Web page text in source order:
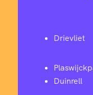
Drievliet
Duinrell